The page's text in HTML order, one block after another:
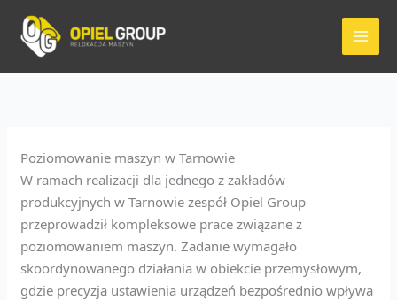
treści
Poziomowanie maszyn w Tarnowie
W ramach realizacji dla jednego z zakładów
produkcyjnych w Tarnowie zespół Opiel Group
przeprowadził kompleksowe prace związane z
poziomowaniem maszyn. Zadanie wymagało
skoordynowanego działania w obiekcie przemysłowym,
gdzie precyzja ustawienia urządzeń bezpośrednio wpływa